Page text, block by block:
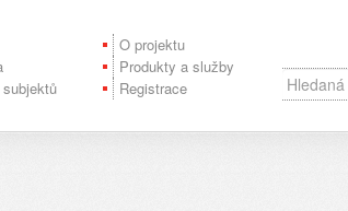
O projektu
Produkty a služby
Registrace